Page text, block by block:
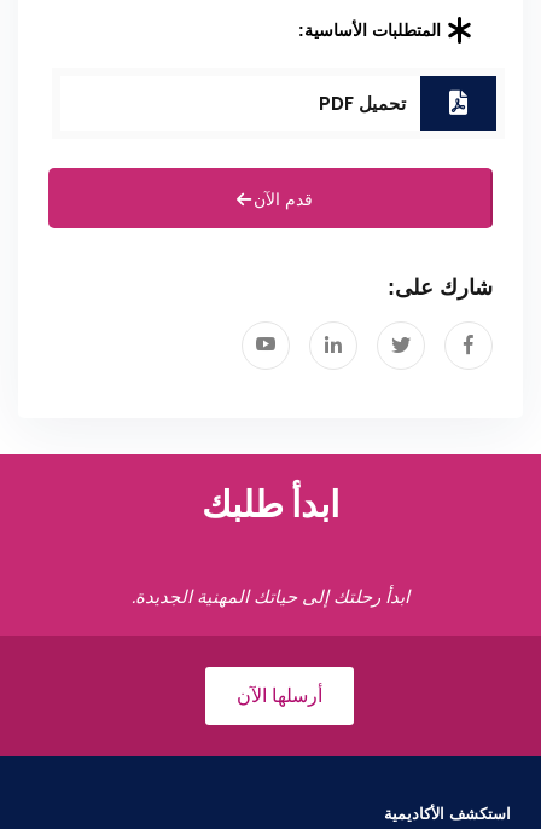
المتطلبات الأساسية:
تحميل PDF
قدم الآن
شارك على:
ابدأ طلبك
ابدأ رحلتك إلى حياتك المهنية الجديدة.
أرسلها الآن
استكشف الأكاديمية